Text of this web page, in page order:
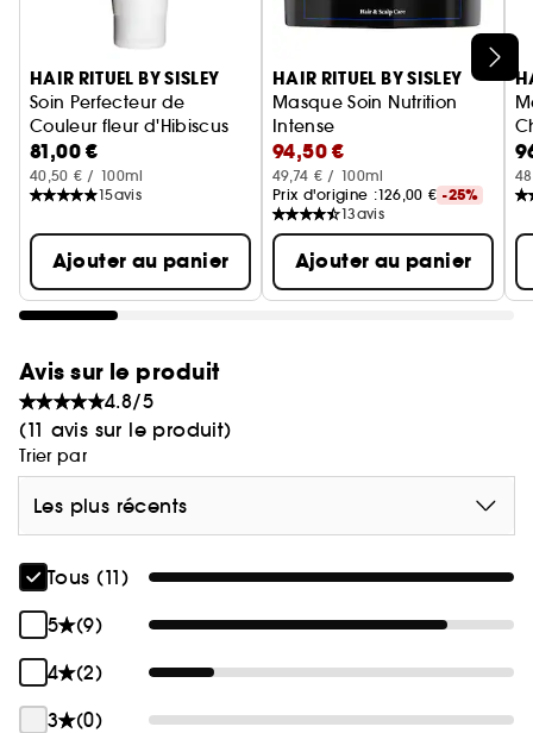
Ignorer le carrousel produits
HAIR RITUEL BY SISLEY
Soin Perfecteur de
Couleur fleur d'Hibiscus
Shampoing Cheveux Colorés
81,00 €
40,50 € / 100ml
15avis
Ajouter au panier
HAIR RITUEL BY SISLEY
Masque Soin Nutrition
Intense
Soins Traitants Cheveux
94,50 €
49,74 € / 100ml
Prix d'origine :126,00 € -25%
13avis
Ajouter au panier
Avis sur le produit
4.8/5
(11 avis sur le produit)
Trier par
Les plus récents
Tous (11)
5
(9)
4
(2)
3
(0)